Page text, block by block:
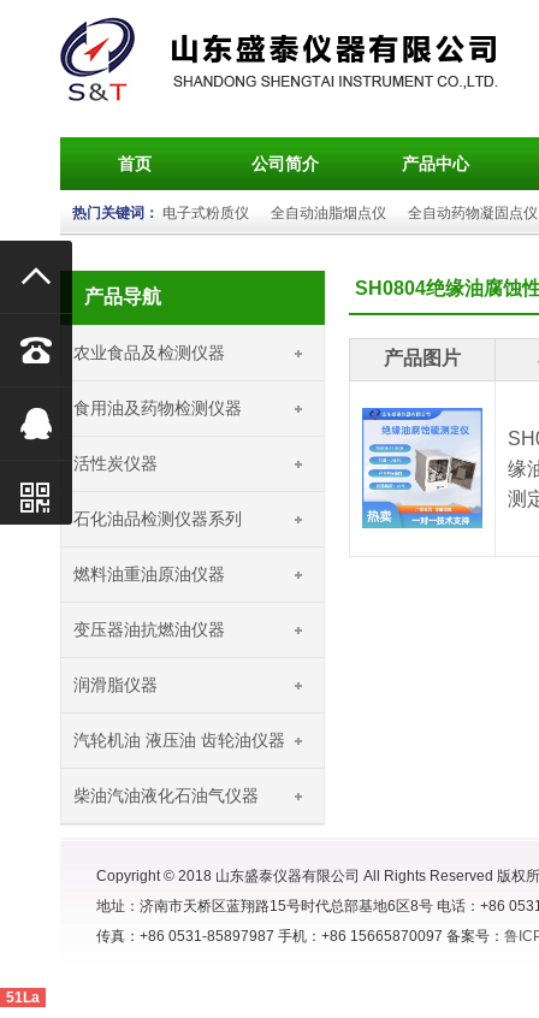
首页 公司简介 产品中心
热门关键词： 电子式粉质仪 全自动油脂烟点仪 全自动药物凝固点仪
产品导航
农业食品及检测仪器
食用油及药物检测仪器
活性炭仪器
石化油品检测仪器系列
燃料油重油原油仪器
变压器油抗燃油仪器
润滑脂仪器
汽轮机油 液压油 齿轮油仪器
柴油汽油液化石油气仪器
SH0804绝缘油腐蚀
产品图片
缘
测
Copyright © 2018 山东盛泰仪器有限公司 All Rights Reserved 版权
地址：济南市天桥区蓝翔路15号时代总部基地6区8号 电话：+86
传真：+86 0531-85897987 手机：+86 15665870097 备案号： 鲁




51La